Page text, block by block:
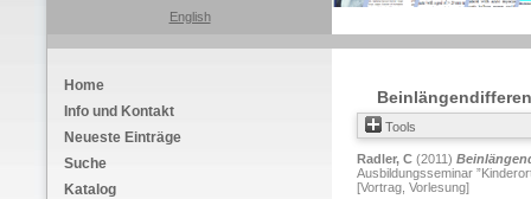
English
Home
Info und Kontakt
Neueste Einträge
Suche
Katalog
Tools
Radler, C (2011)
Ausbildungsseminar
[Vortrag, Vorlesung]